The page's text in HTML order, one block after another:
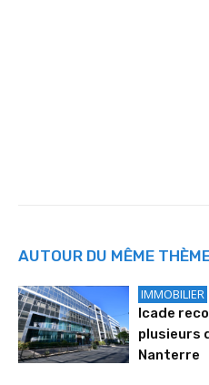
AUTOUR DU MÊME
IMMOBILIER
Icade
plusieurs
Nanterre